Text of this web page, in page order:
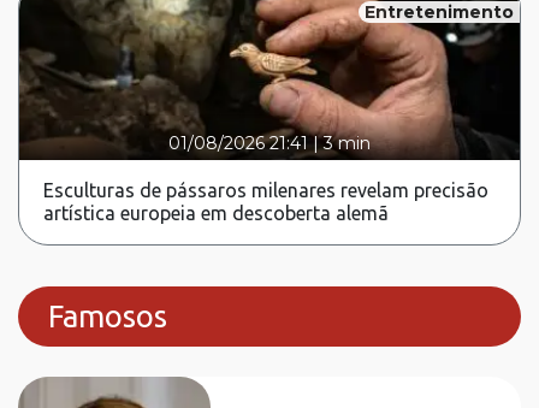
Entretenimento
01/08/2026 21:41 |3 min
Esculturas de pássaros milenares revelam precisão
artística europeia em descoberta alemã
Famosos